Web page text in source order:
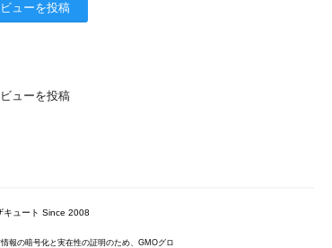
ューを投稿
ューを投稿
ュート Since 2008
報の暗号化と実在性の証明のため、GMOグロ